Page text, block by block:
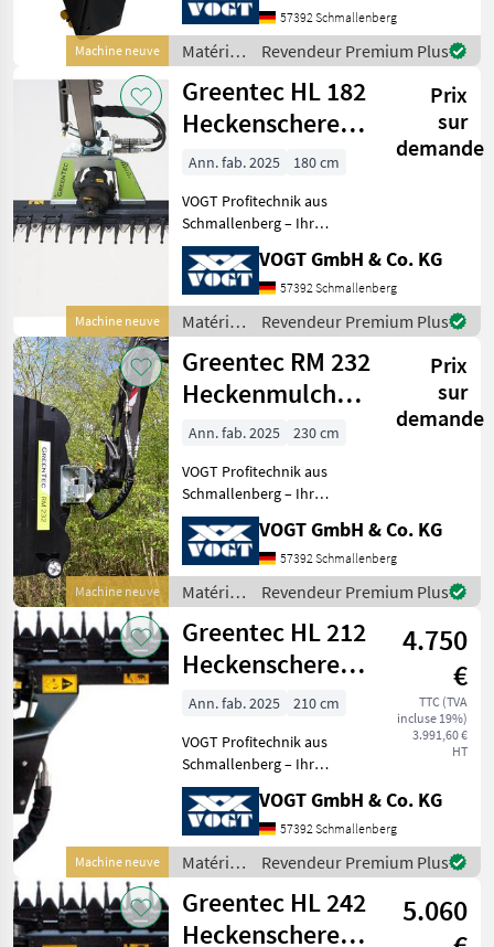
Machine neuve
Landschaftspflegetechnik =
Mehrere VOGT-Standorte +
100 Servicepartner in
Deutsch
57392 Schmallenberg
Matériels
pour
l’entretien
des
arbres /
Greentec
Revendeur Premium Plus
Machine neuve
Greentec HL 182
Heckenschere
/Astschere für
Ausleger
Prix
sur
demande
Ann. fab. 2025
180 cm
VOGT Profitechnik aus
Schmallenberg – Ihr
führender Anbieter für
professionelle
Landschaftspflegetechnik =
Mehrere VOGT-Standorte +
100 Servicepartner in
Deutsch
VOGT GmbH & Co. KG
57392 Schmallenberg
Matériels
pour
l’entretien
des
arbres /
Greentec
Revendeur Premium Plus
Machine neuve
Greentec RM 232
Heckenmulcher
/Astschneider für
Bagger
Prix
sur
demande
Ann. fab. 2025
230 cm
VOGT Profitechnik aus
Schmallenberg – Ihr
führender Anbieter für
professionelle
Landschaftspflegetechnik =
Mehrere VOGT-Standorte +
100 Servicepartner in
Deutsch
VOGT GmbH & Co. KG
57392 Schmallenberg
Matériels
pour
l’entretien
des
arbres /
Greentec
Revendeur Premium Plus
Machine neuve
Greentec HL 212
Heckenschere
/Astschere für
Ausleger
4.750
€
TTC (TVA
incluse 19%)
3.991,60 €
HT
Ann. fab. 2025
210 cm
VOGT Profitechnik aus
Schmallenberg – Ihr
führender Anbieter für
professionelle
Landschaftspflegetechnik =
Mehrere VOGT-Standorte +
100 Servicepartner in
Deutsch
VOGT GmbH & Co. KG
57392 Schmallenberg
Matériels
pour
l’entretien
des
Revendeur Premium Plus
Greentec HL 242
Heckenschere
5.060